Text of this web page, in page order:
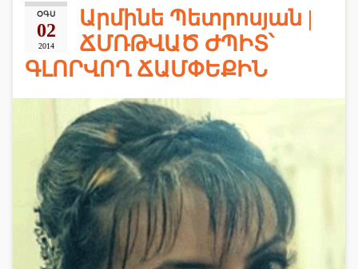
ՕԳՍ
02
2014
Արմինե Պետրոսյան |
ՃՄՌԹՎԱԾ ԺՊԻՏ՝
ԳԼՈՐՎՈՂ ՃԱՄՓԵՔԻՆ